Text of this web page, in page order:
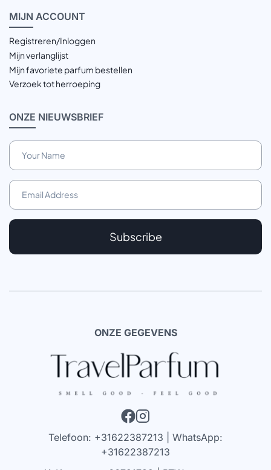
MIJN ACCOUNT
Registreren/Inloggen
Mijn verlanglijst
Mijn favoriete parfum bestellen
Verzoek tot herroeping
ONZE NIEUWSBRIEF
Subscribe
ONZE GEGEVENS
Telefoon: +31622387213 | WhatsApp:
+31622387213